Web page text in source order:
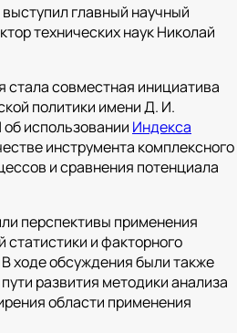
главный научный
технических наук Николай
совместная инициатива
политики имени Д. И.
использовании Индекса
инструмента комплексного
и сравнения потенциала
перспективы применения
и факторного
ходе обсуждения были также
развития методики анализа
области применения